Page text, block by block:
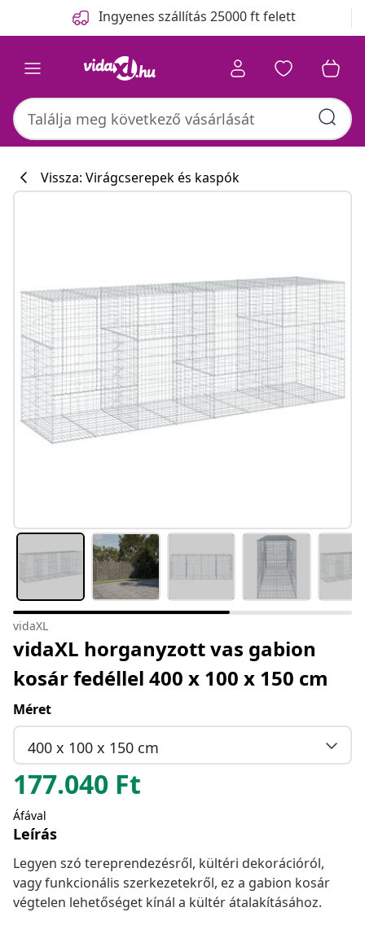
Ingyenes szállítás 25000 ft felett
Vissza: Virágcserepek és kaspók
vidaXL
vidaXL horganyzott vas gabion
kosár fedéllel 400 x 100 x 150 cm
Méret
400 x 100 x 150 cm
177.040 Ft
Áfával
Leírás
Legyen szó tereprendezésről, kültéri dekorációról,
vagy funkcionális szerkezetekről, ez a gabion kosár
végtelen lehetőséget kínál a kültér átalakításához.